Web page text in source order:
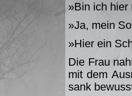
»Bin ich hier
»Ja, mein
»Hier ein
Die Frau
mit dem
sank